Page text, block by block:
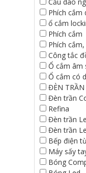
Phích cắm
ổ cắm
Phích cắm
Phích
Công tắc
Ổ cắm âm
Ổ cắm có
ĐÈN
Đèn trần
Refina
Đèn trần
Đèn trần
Bếp điện
Máy sấy
Bóng